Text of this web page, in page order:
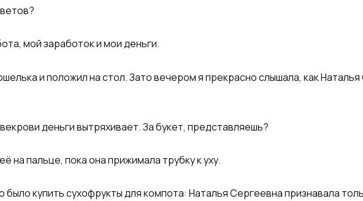
мой заработок и мои деньги.
и положил на стол. Зато вечером я прекрасно слышала, как
деньги вытряхивает. За букет, представляешь?
на пальце, пока она прижимала трубку к уху.
было купить сухофрукты для компота: Наталья Сергеевна признавала